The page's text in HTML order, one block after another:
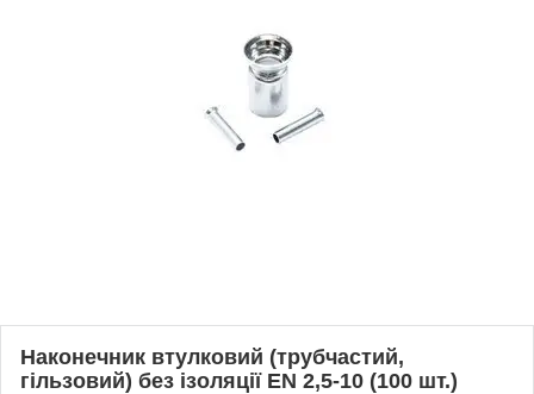
Наконечник втулковий (трубчастий,
гільзовий) без ізоляції EN 2,5-10 (100 шт.)